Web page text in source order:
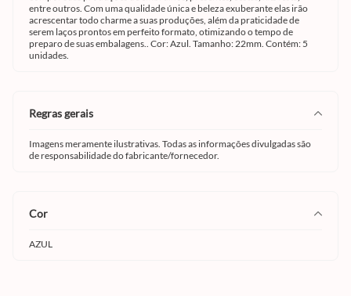
entre outros. Com uma qualidade única e beleza exuberante elas irão
acrescentar todo charme a suas produções, além da praticidade de
serem laços prontos em perfeito formato, otimizando o tempo de
preparo de suas embalagens.. Cor: Azul. Tamanho: 22mm. Contém: 5
unidades.
regras gerais
Imagens meramente ilustrativas. Todas as informações divulgadas são
de responsabilidade do fabricante/fornecedor.
cor
AZUL